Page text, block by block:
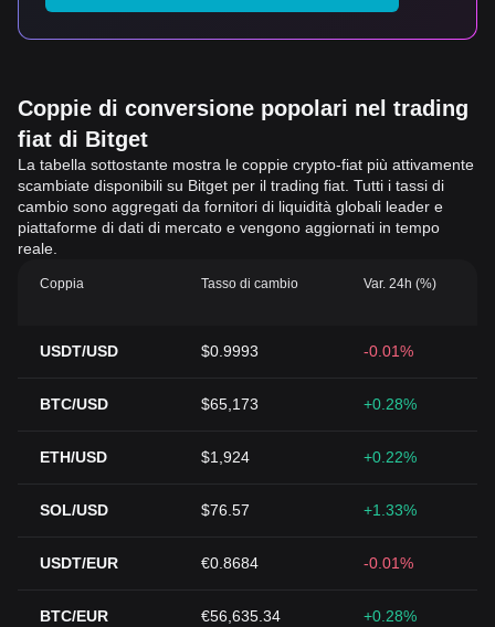
Coppie di conversione popolari nel trading
fiat di Bitget
La tabella sottostante mostra le coppie crypto-fiat più attivamente
scambiate disponibili su Bitget per il trading fiat. Tutti i tassi di
cambio sono aggregati da fornitori di liquidità globali leader e
piattaforme di dati di mercato e vengono aggiornati in tempo
reale.
Coppia Tasso di cambio Var. 24h (%)
USDT/USD $0.9993 -0.01%
BTC/USD $65,173 +0.28%
ETH/USD $1,924 +0.22%
SOL/USD $76.57 +1.33%
USDT/EUR €0.8684 -0.01%
BTC/EUR €56,635.34 +0.28%